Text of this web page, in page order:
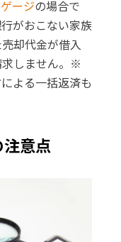
ージの場合で
がおこない家族
却代金が借入
求しません。※
よる一括返済も
意点